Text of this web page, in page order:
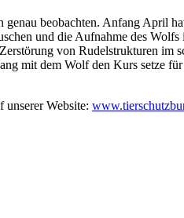
beobachten. Anfang April
und die Aufnahme des
von Rudelstrukturen im
mit dem Wolf den Kurs setze
Website: